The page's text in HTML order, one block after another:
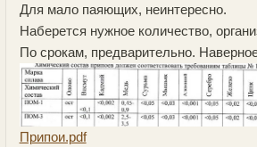
Для мало паяющих, неинтересно.
Наберется нужное количество,
По срокам, предварительно.
Припои.pdf